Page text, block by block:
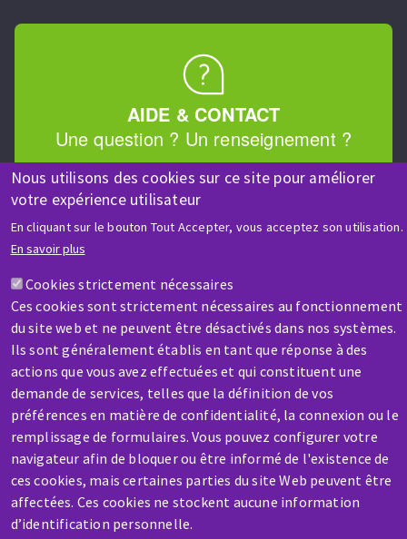
Nous utilisons des cookies sur ce site pour améliorer
votre expérience utilisateur
En cliquant sur le bouton Tout Accepter, vous acceptez son utilisation.
En savoir plus
Cookies strictement nécessaires
Ces cookies sont strictement nécessaires au fonctionnement
du site web et ne peuvent être désactivés dans nos systèmes.
Ils sont généralement établis en tant que réponse à des
actions que vous avez effectuées et qui constituent une
demande de services, telles que la définition de vos
préférences en matière de confidentialité, la connexion ou le
remplissage de formulaires. Vous pouvez configurer votre
navigateur afin de bloquer ou être informé de l'existence de
ces cookies, mais certaines parties du site Web peuvent être
affectées. Ces cookies ne stockent aucune information
d’identification personnelle.
AIDE & CONTACT
Une question ? Un renseignement ?
Contactez-nous
SAV / RÉPARATION
Une machine cassée ? En panne ?
Contactez-nous